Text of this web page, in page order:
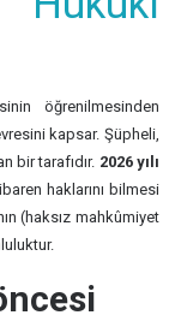
öğrenilmesinden
kapsar. Şüpheli,
bir tarafıdır. 2026 yılı
haklarını bilmesi
(haksız mahkûmiyet